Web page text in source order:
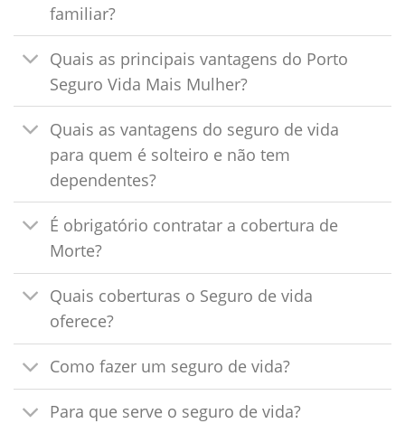
familiar?
Quais as principais vantagens do Porto
Seguro Vida Mais Mulher?
Quais as vantagens do seguro de vida
para quem é solteiro e não tem
dependentes?
É obrigatório contratar a cobertura de
Morte?
Quais coberturas o Seguro de vida
oferece?
Como fazer um seguro de vida?
Para que serve o seguro de vida?